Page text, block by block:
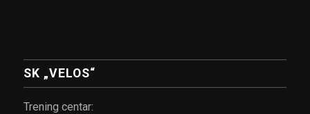
SK „VELOS“
Trening centar: